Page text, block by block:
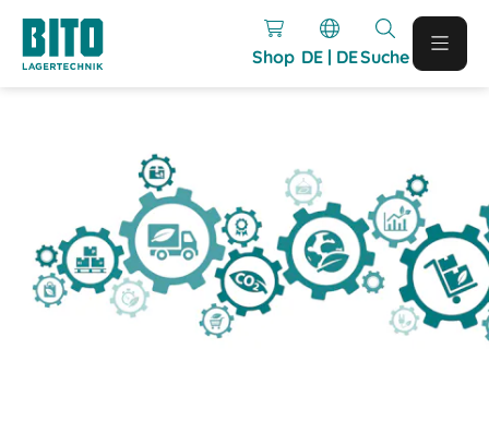
Shop DE | DESuche